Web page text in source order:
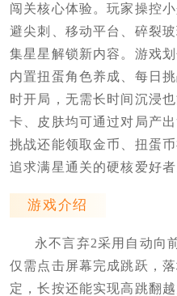
闯关核心体验。玩家操控
避尖刺、移动平台、碎裂
集星星解锁新内容。游戏
内置扭蛋角色养成、每日
时开局，无需长时间沉浸
卡、皮肤均可通过对局产
挑战还能领取金币、扭蛋
追求满星通关的硬核爱好者
游戏介绍
永不言弃2采用自动向
仅需点击屏幕完成跳跃，
定，长按还能实现高跳翻